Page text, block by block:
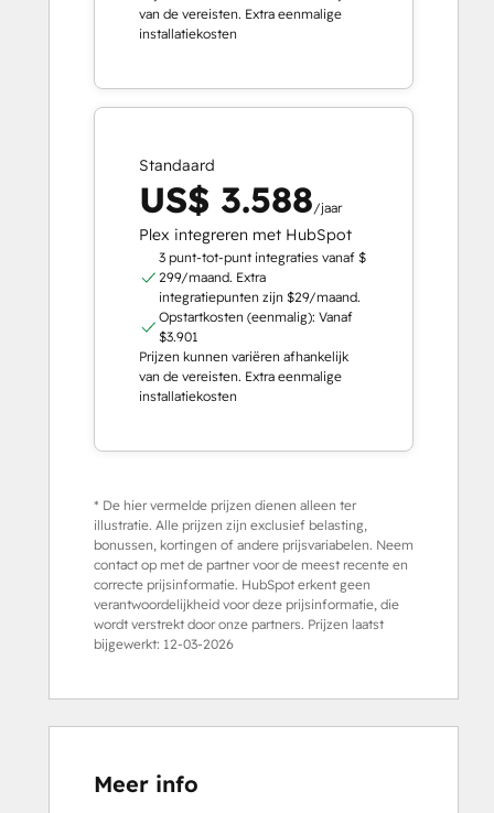
van de vereisten. Extra eenmalige
installatiekosten
Standaard
US$ 3.588/jaar
Plex integreren met HubSpot
3 punt-tot-punt integraties vanaf $
299/maand. Extra
integratiepunten zijn $29/maand.
Opstartkosten (eenmalig): Vanaf
$3.901
Prijzen kunnen variëren afhankelijk
van de vereisten. Extra eenmalige
installatiekosten
* De hier vermelde prijzen dienen alleen ter
illustratie. Alle prijzen zijn exclusief belasting,
bonussen, kortingen of andere prijsvariabelen. Neem
contact op met de partner voor de meest recente en
correcte prijsinformatie. HubSpot erkent geen
verantwoordelijkheid voor deze prijsinformatie, die
wordt verstrekt door onze partners. Prijzen laatst
bijgewerkt: 12-03-2026
Meer info